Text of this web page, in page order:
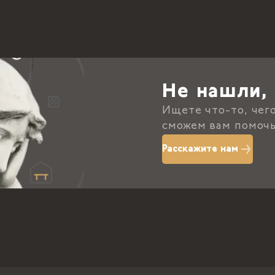
Не нашли,
Ищете что-то,
сможем вам
Расскажите нам